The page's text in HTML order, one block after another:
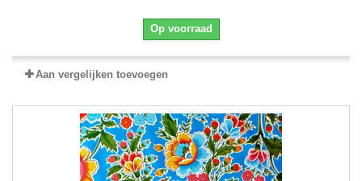
Op voorraad
Aan vergelijken toevoegen